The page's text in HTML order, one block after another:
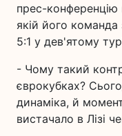
прес-конференцію
якій його
5:1 у дев'ятому
- Чому такий
єврокубках?
динаміка, й
вистачало в Лізі